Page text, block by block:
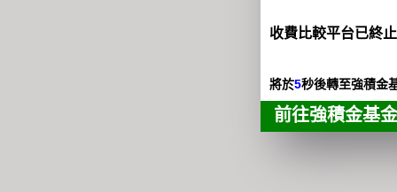
收費比較平台已終
將於5秒後轉至強積金
前往強積金基